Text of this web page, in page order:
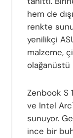
hem de
renkte
yenilikçi
malzeme,
olağanüstü
Zenbook S
ve Intel
sunuyor.
ince bir